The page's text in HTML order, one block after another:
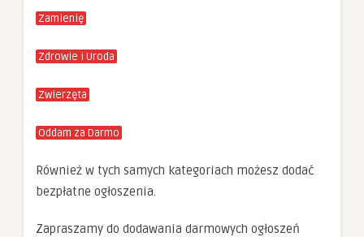
Zamienię
Zdrowie i Uroda
Zwierzęta
Oddam za Darmo
Również w tych samych kategoriach możesz dodać
bezpłatne ogłoszenia.
Zapraszamy do dodawania darmowych ogłoszeń